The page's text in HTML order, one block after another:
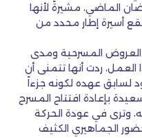
الماضي، مشيرةً لأنها
تقع أسيرة إطار محدد من
العروض المسرحية ومدى
ردت أنها تتمنى أن
لسابق عهده لكونه جزءاً
بإعادة افتتاح المسرح
وترى في عودة الحركة
الجماهيري الكثيف